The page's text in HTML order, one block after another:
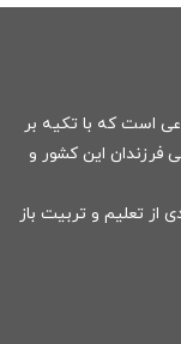
است که با تکیه بر
فرزندان این کشور و
تعلیم و تربیت باز